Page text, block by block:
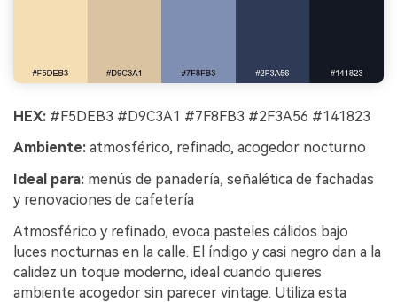
HEX: #F5DEB3 #D9C3A1 #7F8FB3 #2F3A56 #141823
Ambiente: atmosférico, refinado, acogedor nocturno
Ideal para: menús de panadería, señalética de fachadas
y renovaciones de cafetería
Atmosférico y refinado, evoca pasteles cálidos bajo
luces nocturnas en la calle. El índigo y casi negro dan a la
calidez un toque moderno, ideal cuando quieres
ambiente acogedor sin parecer vintage. Utiliza esta